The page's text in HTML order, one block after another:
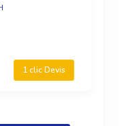
1 clic Devis